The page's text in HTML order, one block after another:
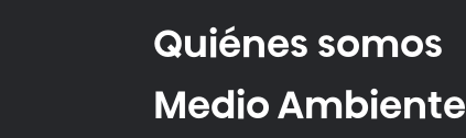
Quiénes somos
Medio Ambiente